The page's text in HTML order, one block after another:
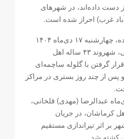
دست داده‌اند، در شهرهای
غرب) احراز شده است.
بر پایه اطلاعات تایید شده، چهارشنبه ۱۷ دی‌ماه ۱۴۰۴
اسماعیل عباسی‌پاامامی، شهروند ۴۳ ساله اهل
گرفتن با گلوله ساچمه‌ای
از چند روز بستری در مراکز
پنجشنبه ۱٨ دی‌ماه عبدالرضا (مهدی) قلخانی،
۴۲ ساله اهل کرماشان، در جریان
بر اثر تیراندازی مستقیم